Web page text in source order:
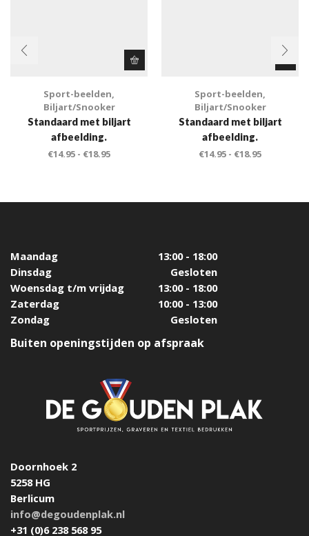
Sport-beelden,
Biljart/Snooker
Standaard met biljart
afbeelding.
€14.95 - €18.95
Sport-beelden,
Biljart/Snooker
Standaard met biljart
afbeelding.
€14.95 - €18.95
Maandag
13:00 - 18:00
Dinsdag
Gesloten
Woensdag t/m vrijdag
13:00 - 18:00
Zaterdag
10:00 - 13:00
Zondag
Gesloten
Buiten openingstijden op afspraak
Doornhoek 2
5258 HG
Berlicum
info@degoudenplak.nl
+31 (0)6 238 568 95